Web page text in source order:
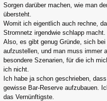
Sorgen darüber machen, wie man
übersteht.
Womit ich eigentlich auch rechne,
Stromnetz irgendwie schlapp macht.
Also, es gibt genug Gründe, sich
aufzustellen, und man muss immer
besondere Szenarien, für die ich
ich nicht.
Ich habe ja schon geschrieben,
gewisse Bar-Reserve aufzubauen.
das Vernünftigste.